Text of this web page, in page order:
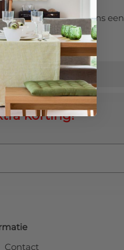
ervoor om door ons een
korting!
Contact